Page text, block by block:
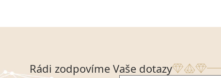
Rádi zodpovíme Vaše dotazy